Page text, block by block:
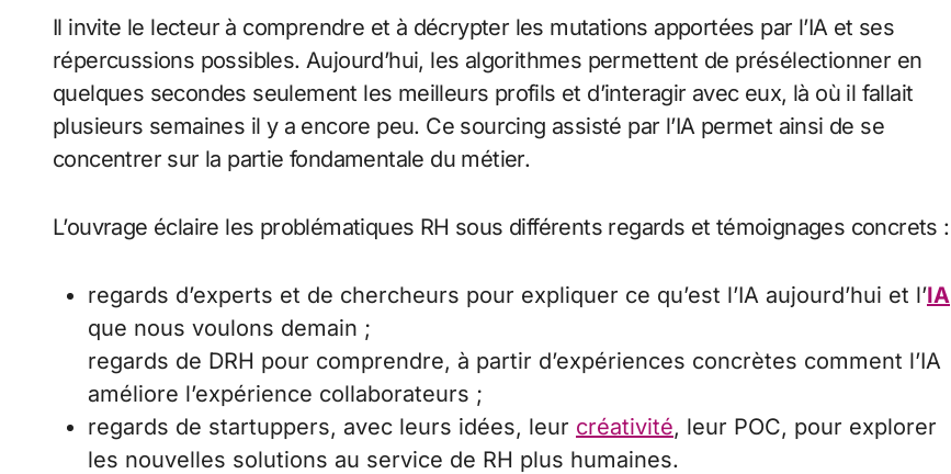
Il invite le lecteur à comprendre et à décrypter les mutations apportées par l’IA et ses
répercussions possibles. Aujourd’hui, les algorithmes permettent de présélectionner en
quelques secondes seulement les meilleurs profils et d’interagir avec eux, là où il fallait
plusieurs semaines il y a encore peu. Ce sourcing assisté par l’IA permet ainsi de se
concentrer sur la partie fondamentale du métier.
L’ouvrage éclaire les problématiques RH sous différents regards et témoignages concrets :
regards d’experts et de chercheurs pour expliquer ce qu’est l’IA aujourd’hui et l’IA
que nous voulons demain ;
regards de DRH pour comprendre, à partir d’expériences concrètes comment l’IA
améliore l’expérience collaborateurs ;
regards de startuppers, avec leurs idées, leur créativité, leur POC, pour explorer
les nouvelles solutions au service de RH plus humaines.